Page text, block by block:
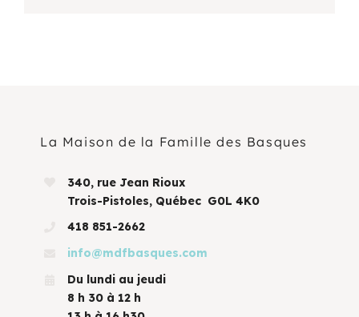
La Maison de la Famille des Basques
340, rue Jean Rioux
Trois-Pistoles, Québec G0L 4K0
418 851-2662
info@mdfbasques.com
Du lundi au jeudi
8 h 30 à 12 h